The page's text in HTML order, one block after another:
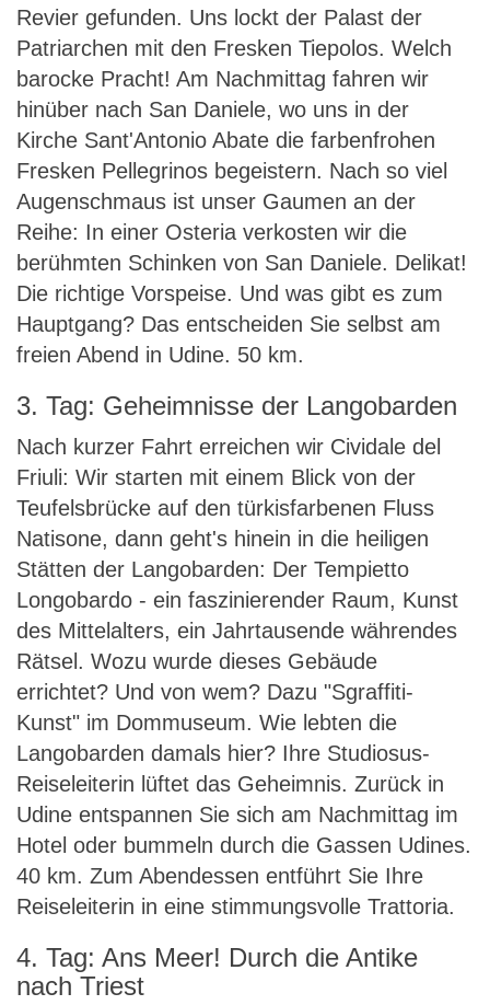
Revier gefunden. Uns lockt der Palast der
Patriarchen mit den Fresken Tiepolos. Welch
barocke Pracht! Am Nachmittag fahren wir
hinüber nach San Daniele, wo uns in der
Kirche Sant'Antonio Abate die farbenfrohen
Fresken Pellegrinos begeistern. Nach so viel
Augenschmaus ist unser Gaumen an der
Reihe: In einer Osteria verkosten wir die
berühmten Schinken von San Daniele. Delikat!
Die richtige Vorspeise. Und was gibt es zum
Hauptgang? Das entscheiden Sie selbst am
freien Abend in Udine. 50 km.
3. Tag: Geheimnisse der Langobarden
Nach kurzer Fahrt erreichen wir Cividale del
Friuli: Wir starten mit einem Blick von der
Teufelsbrücke auf den türkisfarbenen Fluss
Natisone, dann geht's hinein in die heiligen
Stätten der Langobarden: Der Tempietto
Longobardo - ein faszinierender Raum, Kunst
des Mittelalters, ein Jahrtausende währendes
Rätsel. Wozu wurde dieses Gebäude
errichtet? Und von wem? Dazu "Sgraffiti-
Kunst" im Dommuseum. Wie lebten die
Langobarden damals hier? Ihre Studiosus-
Reiseleiterin lüftet das Geheimnis. Zurück in
Udine entspannen Sie sich am Nachmittag im
Hotel oder bummeln durch die Gassen Udines.
40 km. Zum Abendessen entführt Sie Ihre
Reiseleiterin in eine stimmungsvolle Trattoria.
4. Tag: Ans Meer! Durch die Antike
nach Triest